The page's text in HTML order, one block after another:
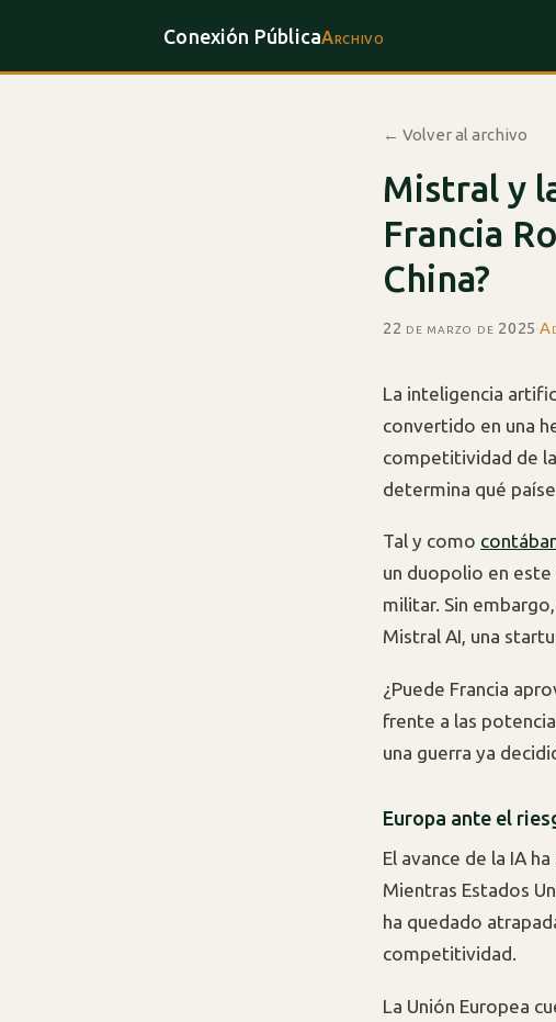
Conexión PúblicaArchivo
← Volver al archivo
Mistral y
Francia
China?
22 de marzo de 2025·
La inteligencia
convertido en una
competitividad de
determina qué
Tal y como
un duopolio en este
militar. Sin
Mistral AI, una
¿Puede Francia
frente a las
una guerra ya
Europa ante el
El avance de la IA
Mientras Estados
ha quedado
competitividad.
La Unión Europea